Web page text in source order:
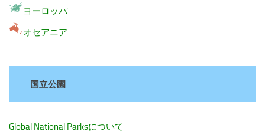
ヨーロッパ
オセアニア
国立公園
Global National Parksについて